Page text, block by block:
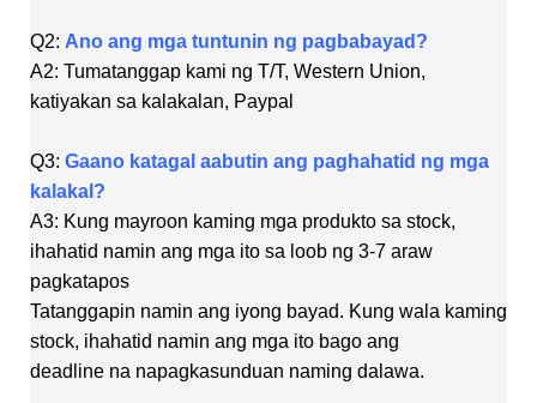
Q2: Ano ang mga tuntunin ng pagbabayad?
A2: Tumatanggap kami ng T/T, Western Union,
katiyakan sa kalakalan, Paypal
Q3: Gaano katagal aabutin ang paghahatid ng mga
kalakal?
A3: Kung mayroon kaming mga produkto sa stock,
ihahatid namin ang mga ito sa loob ng 3-7 araw
pagkatapos
Tatanggapin namin ang iyong bayad. Kung wala kaming
stock, ihahatid namin ang mga ito bago ang
deadline na napagkasunduan naming dalawa.